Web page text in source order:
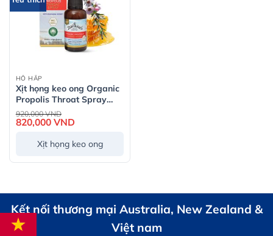
HÔ HẤP
Xịt họng keo ong Organic
Propolis Throat Spray
with Manuka Honey
MG550+
920,000VND
gốc
là:
820,000 VNDGiá
là:
Xịt họng keo ong
Kết nối thương mại Australia, New Zealand &
Việt nam